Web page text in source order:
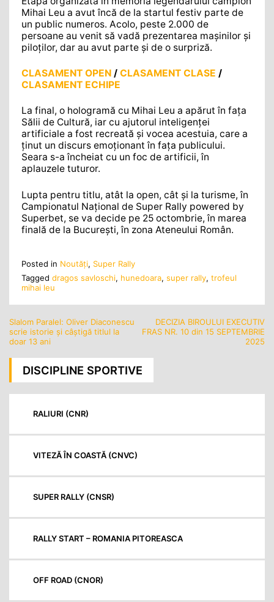
Mihai Leu a avut încă de la startul festiv parte de
un public numeros. Acolo, peste 2.000 de
persoane au venit să vadă prezentarea mașinilor și
piloților, dar au avut parte și de o surpriză.
CLASAMENT OPEN / CLASAMENT CLASE /
CLASAMENT ECHIPE
La final, o hologramă cu Mihai Leu a apărut în fața
Sălii de Cultură, iar cu ajutorul inteligenței
artificiale a fost recreată și vocea acestuia, care a
ținut un discurs emoționant în fața publicului.
Seara s-a încheiat cu un foc de artificii, în
aplauzele tuturor.
Lupta pentru titlu, atât la open, cât și la turisme, în
Campionatul Național de Super Rally powered by
Superbet, se va decide pe 25 octombrie, în marea
finală de la București, în zona Ateneului Român.
Posted in Noutăţi, Super Rally
Tagged dragos savloschi, hunedoara, super rally, trofeul
mihai leu
Navigare
în
articole
Slalom Paralel: Oliver Diaconescu
scrie istorie și câștigă titlul la
doar 13 ani
DECIZIA BIROULUI EXECUTIV
FRAS NR. 10 din 15 SEPTEMBRIE
2025
DISCIPLINE SPORTIVE
RALIURI (CNR)
VITEZĂ ÎN COASTĂ (CNVC)
SUPER RALLY (CNSR)
RALLY START – ROMANIA PITOREASCA
OFF ROAD (CNOR)